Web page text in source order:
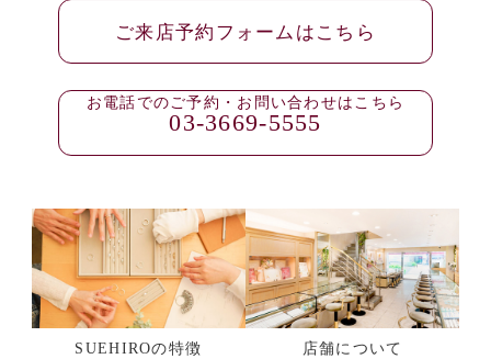
ご来店予約フォームはこちら
お電話でのご予約・お問い合わせはこちら
03-3669-5555
SUEHIROの特徴 店舗について